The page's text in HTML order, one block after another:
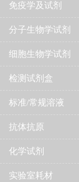
免疫学及试剂
分子生物学试剂
细胞生物学试剂
检测试剂盒
标准/常规溶液
抗体抗原
化学试剂
实验室耗材